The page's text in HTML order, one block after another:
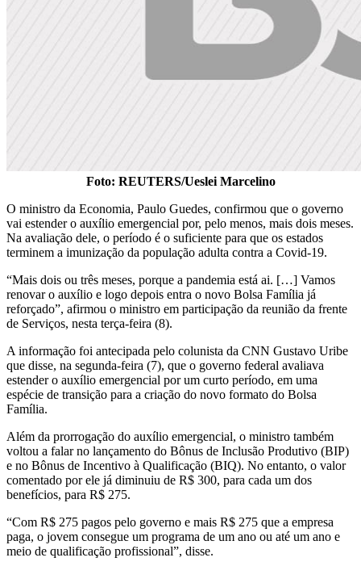
Foto: REUTERS/Ueslei Marcelino
O ministro da Economia, Paulo Guedes, confirmou que o governo
vai estender o auxílio emergencial por, pelo menos, mais dois meses.
Na avaliação dele, o período é o suficiente para que os estados
terminem a imunização da população adulta contra a Covid-19.
“Mais dois ou três meses, porque a pandemia está ai. […] Vamos
renovar o auxílio e logo depois entra o novo Bolsa Família já
reforçado”, afirmou o ministro em participação da reunião da frente
de Serviços, nesta terça-feira (8).
A informação foi antecipada pelo colunista da CNN Gustavo Uribe
que disse, na segunda-feira (7), que o governo federal avaliava
estender o auxílio emergencial por um curto período, em uma
espécie de transição para a criação do novo formato do Bolsa
Família.
Além da prorrogação do auxílio emergencial, o ministro também
voltou a falar no lançamento do Bônus de Inclusão Produtivo (BIP)
e no Bônus de Incentivo à Qualificação (BIQ). No entanto, o valor
comentado por ele já diminuiu de R$ 300, para cada um dos
benefícios, para R$ 275.
“Com R$ 275 pagos pelo governo e mais R$ 275 que a empresa
paga, o jovem consegue um programa de um ano ou até um ano e
meio de qualificação profissional”, disse.